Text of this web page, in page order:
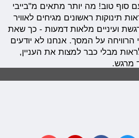
סוף טוב! מה יותר מתאים מ"בייבי
תינוקות ראשונים מגיחים לאוויר
ועיניים מלאות דמעות - כך שאת
על המסך. אנחנו לא יודעים
מבלי כבר למצות את העניין,
מרגש.